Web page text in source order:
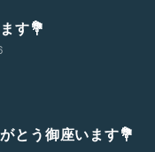
す💐
とう御座います💐